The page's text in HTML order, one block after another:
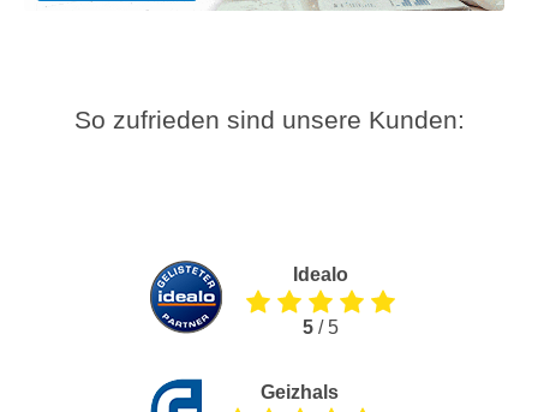
So zufrieden sind unsere Kunden:
Idealo
5/ 5
Geizhals